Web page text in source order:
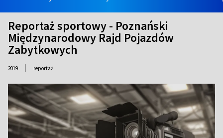
Reportaż sportowy - Poznański
Międzynarodowy Rajd Pojazdów
Zabytkowych
2019 | reportaż